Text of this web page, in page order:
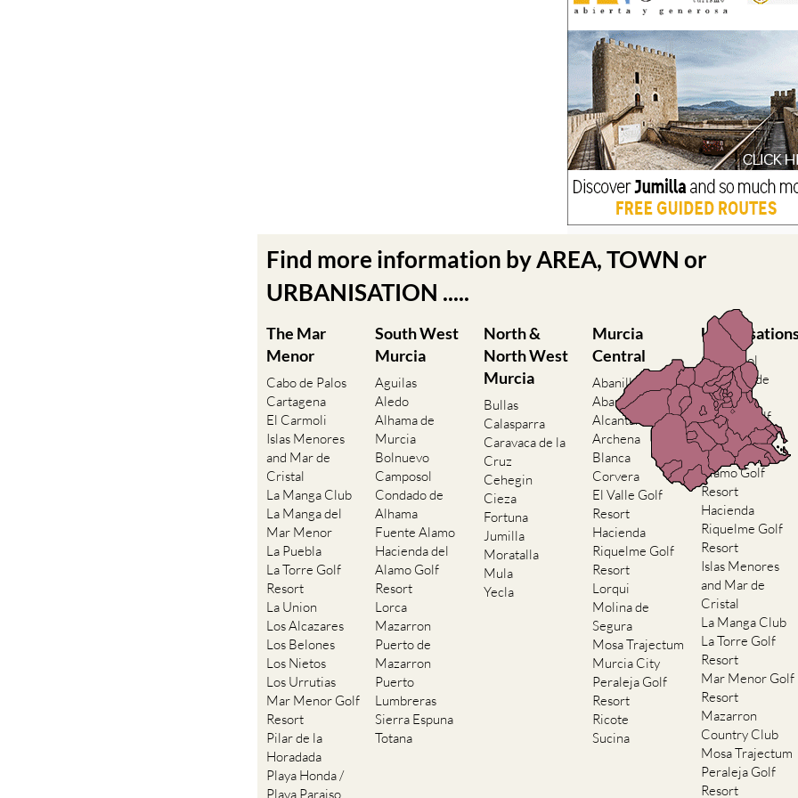
Find more information by AREA, TOWN or
URBANISATION .....
The Mar
Menor
Cabo de Palos
Cartagena
El Carmoli
Islas Menores
and Mar de
Cristal
La Manga Club
La Manga del
Mar Menor
La Puebla
La Torre Golf
Resort
La Union
Los Alcazares
Los Belones
Los Nietos
Los Urrutias
Mar Menor Golf
Resort
Pilar de la
Horadada
Playa Honda /
Playa Paraiso
South West
Murcia
Aguilas
Aledo
Alhama de
Murcia
Bolnuevo
Camposol
Condado de
Alhama
Fuente Alamo
Hacienda del
Alamo Golf
Resort
Lorca
Mazarron
Puerto de
Mazarron
Puerto
Lumbreras
Sierra Espuna
Totana
North &
North West
Murcia
Bullas
Calasparra
Caravaca de la
Cruz
Cehegin
Cieza
Fortuna
Jumilla
Moratalla
Mula
Yecla
Murcia
Central
Abanilla
Abaran
Alcantarilla
Archena
Blanca
Corvera
El Valle Golf
Resort
Hacienda
Riquelme Golf
Resort
Lorqui
Molina de
Segura
Mosa Trajectum
Murcia City
Peraleja Golf
Resort
Ricote
Sucina
Camposol
Condado de
Alhama
El Valle Golf
Resort
Hacienda del
Alamo Golf
Resort
Hacienda
Riquelme Golf
Resort
Islas Menores
and Mar de
Cristal
La Manga Club
La Torre Golf
Resort
Mar Menor Golf
Resort
Mazarron
Country Club
Mosa Trajectum
Peraleja Golf
Resort